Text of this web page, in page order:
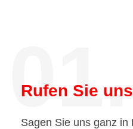
01.
Rufen Sie
Sagen Sie uns ganz in